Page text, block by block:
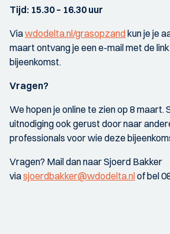
Tijd: 15.30 – 16.30 uur
Viawdodelta.nl/grasopzandkun je je
maart ontvang je een e-mail met de
bijeenkomst.
Vragen?
We hopen je online te zien op 8 maart.
uitnodiging ook gerust door naar
professionals voor wie deze
Vragen? Mail dan naar Sjoerd Bakker
viasjoerdbakker@wdodelta.nlof bel